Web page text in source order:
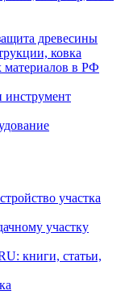
древесины
ковка
материалов в РФ
инструмент
участка
участку
книги, статьи,